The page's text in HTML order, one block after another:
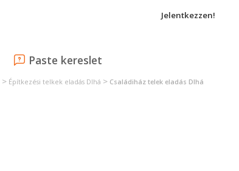
Jelentkezzen!
Paste kereslet
> Építkezési telkek eladás Dlhá > Családiház telek eladás Dlhá